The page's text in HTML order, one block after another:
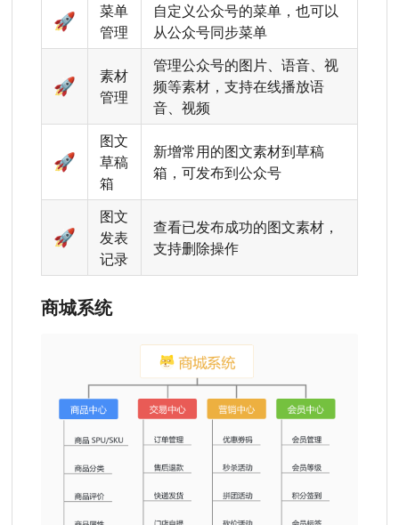
🚀
菜单
管理
自定义公众号的菜单，也可以
从公众号同步菜单
🚀
素材
管理
管理公众号的图片、语音、视
频等素材，支持在线播放语
音、视频
🚀
图文
草稿
箱
新增常用的图文素材到草稿
箱，可发布到公众号
🚀
图文
发表
记录
查看已发布成功的图文素材，
支持删除操作
商城系统